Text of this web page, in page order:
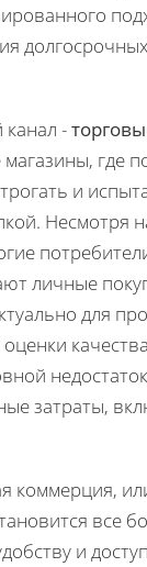
-
где
и
Несмотря
личные
для
затраты,
коммерция,
все
и